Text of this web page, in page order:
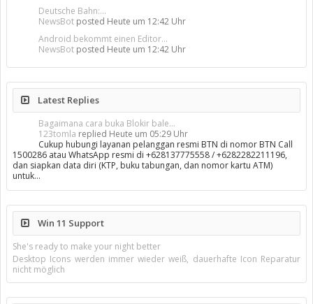
Deutsche Bahn:...
NewsBot posted Heute um 12:42 Uhr
Android bekommt einen Editor...
NewsBot posted Heute um 12:42 Uhr
Latest Replies
Bagaimana cara buka Blokir bale...
123tomla replied Heute um 05:29 Uhr
Cukup hubungi layanan pelanggan resmi BTN di nomor BTN Call
1500286 atau WhatsApp resmi di +628137775558 / +6282282211196,
dan siapkan data diri (KTP, buku tabungan, dan nomor kartu ATM)
untuk…
Win 11 Support
She's ready to make your night better
Desktop Icons werden immer wieder weiß, dauerhafte Icon Reparatur
nicht möglich